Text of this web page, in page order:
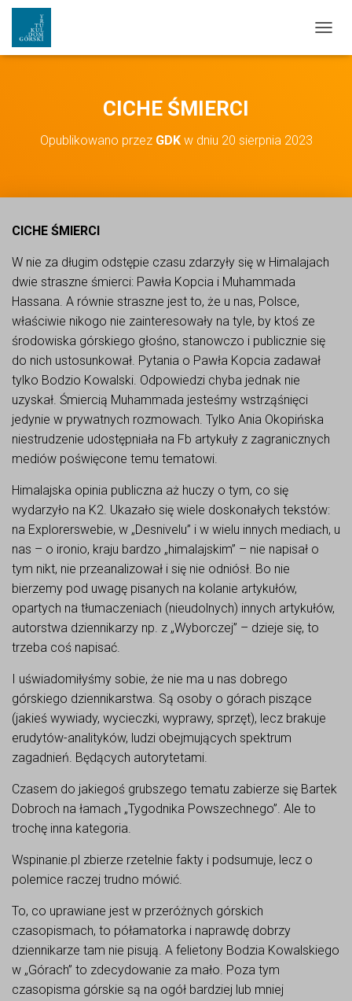
CICHE ŚMIERCI
Opublikowano przez GDKw dniu 20 sierpnia 2023
CICHE ŚMIERCI
W nie za długim odstępie czasu zdarzyły się w Himalajach
dwie straszne śmierci: Pawła Kopcia i Muhammada
Hassana. A równie straszne jest to, że u nas, Polsce,
właściwie nikogo nie zainteresowały na tyle, by ktoś ze
środowiska górskiego głośno, stanowczo i publicznie się
do nich ustosunkował. Pytania o Pawła Kopcia zadawał
tylko Bodzio Kowalski. Odpowiedzi chyba jednak nie
uzyskał. Śmiercią Muhammada jesteśmy wstrząśnięci
jedynie w prywatnych rozmowach. Tylko Ania Okopińska
niestrudzenie udostępniała na Fb artykuły z zagranicznych
mediów poświęcone temu tematowi.
Himalajska opinia publiczna aż huczy o tym, co się
wydarzyło na K2. Ukazało się wiele doskonałych tekstów:
na Explorerswebie, w „Desnivelu” i w wielu innych mediach, u
nas – o ironio, kraju bardzo „himalajskim” – nie napisał o
tym nikt, nie przeanalizował i się nie odniósł. Bo nie
bierzemy pod uwagę pisanych na kolanie artykułów,
opartych na tłumaczeniach (nieudolnych) innych artykułów,
autorstwa dziennikarzy np. z „Wyborczej” – dzieje się, to
trzeba coś napisać.
I uświadomiłyśmy sobie, że nie ma u nas dobrego
górskiego dziennikarstwa. Są osoby o górach piszące
(jakieś wywiady, wycieczki, wyprawy, sprzęt), lecz brakuje
erudytów-analityków, ludzi obejmujących spektrum
zagadnień. Będących autorytetami.
Czasem do jakiegoś grubszego tematu zabierze się Bartek
Dobroch na łamach „Tygodnika Powszechnego”. Ale to
trochę inna kategoria.
Wspinanie.pl zbierze rzetelnie fakty i podsumuje, lecz o
polemice raczej trudno mówić.
To, co uprawiane jest w przeróżnych górskich
czasopismach, to półamatorka i naprawdę dobrzy
dziennikarze tam nie pisują. A felietony Bodzia Kowalskiego
w „Górach” to zdecydowanie za mało. Poza tym
czasopisma górskie są na ogół bardziej lub mniej